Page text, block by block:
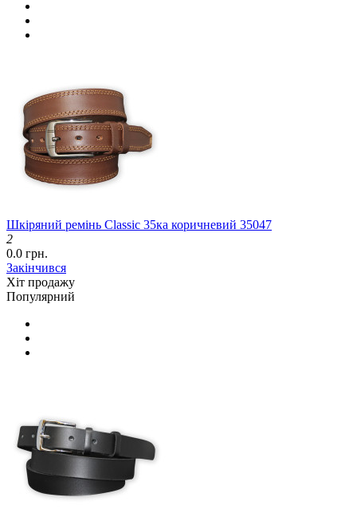
Шкіряний ремінь Classic 35ка коричневий 35047
2
0.0 грн.
Закінчився
Хіт продажу
Популярний